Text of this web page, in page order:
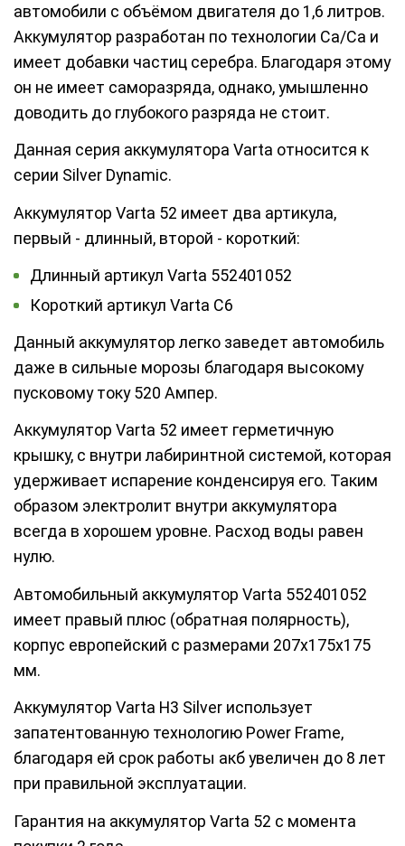
автомобили с объёмом двигателя до 1,6 литров.
Аккумулятор разработан по технологии Ca/Ca и
имеет добавки частиц серебра. Благодаря этому
он не имеет саморазряда, однако, умышленно
доводить до глубокого разряда не стоит.
Данная серия аккумулятора Varta относится к
серии Silver Dynamic.
Аккумулятор Varta 52 имеет два артикула,
первый - длинный, второй - короткий:
Длинный артикул Varta 552401052
Короткий артикул Varta C6
Данный аккумулятор легко заведет автомобиль
даже в сильные морозы благодаря высокому
пусковому току 520 Ампер.
Аккумулятор Varta 52 имеет герметичную
крышку, с внутри лабиринтной системой, которая
удерживает испарение конденсируя его. Таким
образом электролит внутри аккумулятора
всегда в хорошем уровне. Расход воды равен
нулю.
Автомобильный аккумулятор Varta 552401052
имеет правый плюс (обратная полярность),
корпус европейский с размерами 207х175х175
мм.
Аккумулятор Varta H3 Silver использует
запатентованную технологию Power Frame,
благодаря ей срок работы акб увеличен до 8 лет
при правильной эксплуатации.
Гарантия на аккумулятор Varta 52 с момента